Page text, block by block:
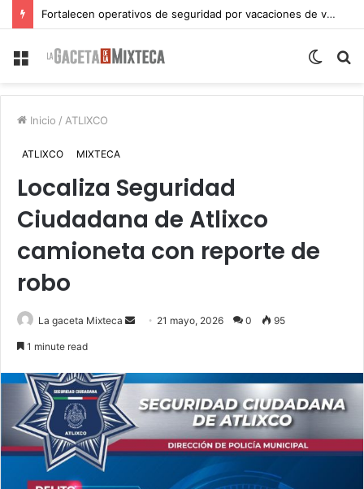
Fortalecen operativos de seguridad por vacaciones de verano en Atlixco
Menu
Switch
Inicio / ATLIXCO
ATLIXCO MIXTECA
Localiza Seguridad
Ciudadana de Atlixco
camioneta con reporte de
robo
La gaceta Mixteca
Send 21 mayo, 2026 0 95
1 minute read